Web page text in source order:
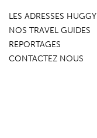
LES ADRESSES HUGGY
NOS TRAVEL GUIDES
REPORTAGES
CONTACTEZ NOUS